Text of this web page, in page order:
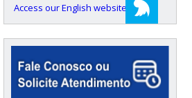
Access our English website here